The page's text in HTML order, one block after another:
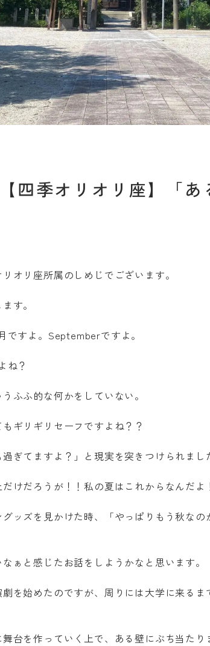
四季オリオリ座】「あ
オリ座所属のしめじでございます。
す。
ですよ。Septemberですよ。
ね？
ふふ的な何かをしていない。
ギリギリセーフですよね？？
ぎてますよ？」と現実を突きつけられまし
けだろうが！！私の夏はこれからなんだよ
ッズを見かけた時、「やっぱりもう秋な
ぁと感じたお話をしようかなと思います。
を始めたのですが、周りには大学に来る
台を作っていく上で、ある壁にぶち当たり
pages are translated by a machine
information. If there is any discrepancy
pages, the content of the Japanese
Professional College of Arts and Tourism
the accuracy of the translation.